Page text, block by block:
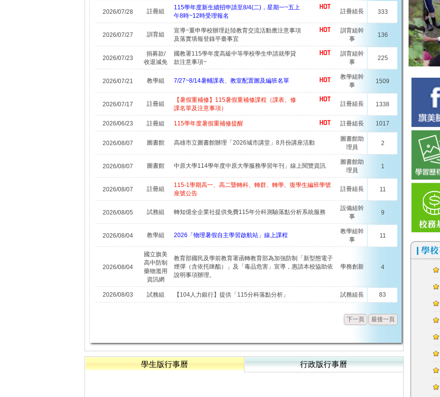
2026/07/28 註冊組
115學年度新生續招申請至8/4(二)，星期一~五上
午8時~12時受理報名
註冊組長 333
2026/07/27 訓育組
宣導~重申學校辦理赴陸教育交流活動應注意事項
及落實填報登錄平臺事宜
訓育組幹
事
136
2026/07/23
捐募款/
收退減免
國教署115學年度高級中等學校學生申請就學貸
款注意事項~
訓育組幹
事
225
2026/07/21 教學組 7/27~8/14暑輔課表、教室配置圖及編班名單
教學組幹
事
1509
2026/07/17 註冊組
【暑假重補修】115暑假重補修課程（課表、修
課名單及注意事項）
註冊組長 1338
2026/06/23 註冊組 115學年度暑假重補修提醒 註冊組長 1017
2026/08/07 圖書館 高雄市立圖書館辦理「2026城市講堂」8月份講座活動
圖書館助
理員
2
2026/08/07 圖書館 中原大學114學年度中原大學服務學習年刊」線上閱覽資訊
圖書館助
理員
1
2026/08/07 註冊組
115-1學期高一、高二暨轉科、轉群、轉學、復學生編班學號
座號公告
註冊組長 11
2026/08/05 試務組 轉知億全企業社提供免費115年分科測驗落點分析系統服務
設備組幹
事
9
2026/08/04 教學組 2026「物理暑假自主學習啟航站」線上課程
教學組幹
事
11
2026/08/04
國立旗美
高中防制
藥物濫用
資訊網
教育部國民及學前教育署函轉教育部為加強防制「新型態電子
煙彈（含依托咪酯）」及「毒品危害」宣導，惠請本校協助依
說明事項辦理。
學務創新 4
2026/08/03 試務組 【104人力銀行】提供「115分科落點分析」 試務組長 83
下一頁 最後一頁
學生版行事曆 行政版行事曆